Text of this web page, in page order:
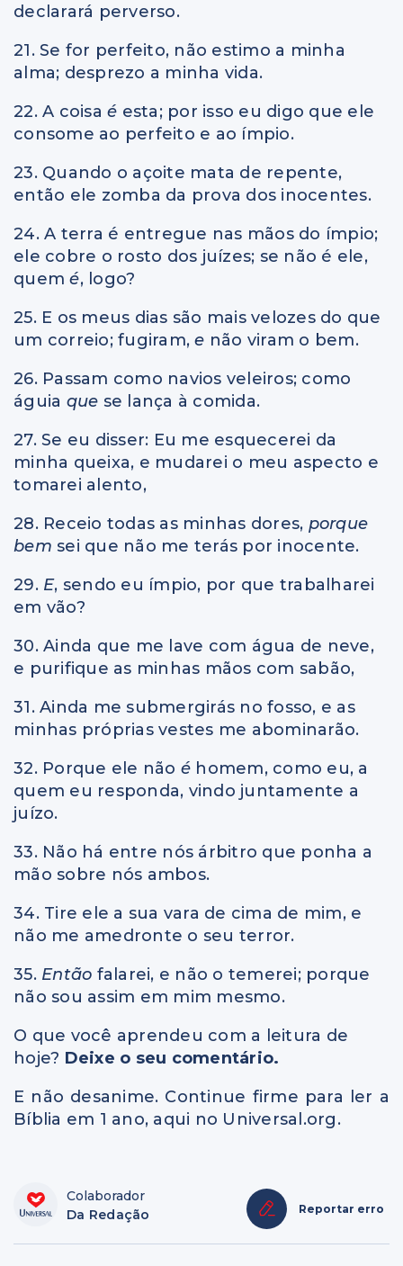
declarará perverso.
21. Se for perfeito, não estimo a minha
alma; desprezo a minha vida.
22. A coisa é esta; por isso eu digo que ele
consome ao perfeito e ao ímpio.
23. Quando o açoite mata de repente,
então ele zomba da prova dos inocentes.
24. A terra é entregue nas mãos do ímpio;
ele cobre o rosto dos juízes; se não é ele,
quemé, logo?
25. E os meus dias são mais velozes do que
um correio; fugiram,e não viram o bem.
26. Passam como navios veleiros; como
águia que se lança à comida.
27. Se eu disser: Eu me esquecerei da
minha queixa, e mudarei o meu aspecto e
tomarei alento,
28. Receio todas as minhas dores, porque
bem sei que não me terás por inocente.
29. E, sendo eu ímpio, por que trabalharei
em vão?
30. Ainda que me lave com água de neve,
e purifique as minhas mãos com sabão,
31. Ainda me submergirás no fosso, e as
minhas próprias vestes me abominarão.
32. Porque ele não é homem, como eu, a
quem eu responda, vindo juntamente a
juízo.
33. Não há entre nós árbitro que ponha a
mão sobre nós ambos.
34. Tire ele a sua vara de cima de mim, e
não me amedronte o seu terror.
35. Então falarei, e não o temerei; porque
não sou assim em mim mesmo.
O que você aprendeu com a leitura de
hoje? Deixe o seu comentário.
E não desanime. Continue firme para ler a
Bíblia em 1 ano, aqui no Universal.org.
Colaborador
Da Redação
Reportar erro